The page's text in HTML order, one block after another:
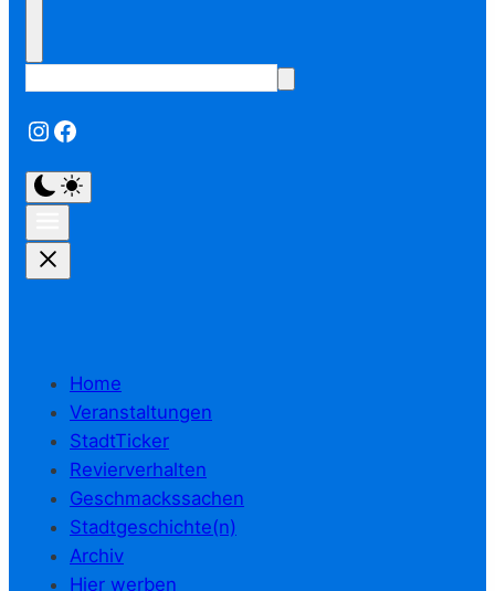
Instagram
Facebook
Home
Veranstaltungen
StadtTicker
Revierverhalten
Geschmackssachen
Stadtgeschichte(n)
Archiv
Hier werben